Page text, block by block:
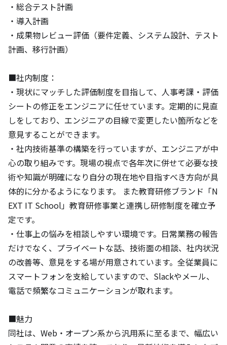
・総合テスト計画
・導入計画
・成果物レビュー評価（要件定義、システム設計、テスト
計画、移行計画）
■社内制度：
・現状にマッチした評価制度を目指して、人事考課・評価
シートの修正をエンジニアに任せています。定期的に見直
しをしており、エンジニアの目線で変更したい箇所などを
意見することができます。
・社内技術基準の構築を行っていますが、エンジニアが中
心の取り組みです。現場の視点で各年次に併せて必要な技
術や知識が明確になり自分の現在地や目指すべき方向が具
体的に分かるようになります。 また教育研修ブランド「N
EXT IT School」教育研修事業と連携し研修制度を確立予
定です。
・仕事上の悩みを相談しやすい環境です。日常業務の報告
だけでなく、プライベートな話、技術面の相談、社内状況
の改善等、意見をする場が用意されています。全従業員に
スマートフォンを支給していますので、Slackやメール、
電話で頻繁なコミュニケーションが取れます。
■魅力
同社は、Web・オープン系から汎用系に至るまで、幅広い